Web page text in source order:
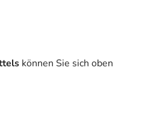
die Inhaltsstoffe
können Sie sich oben